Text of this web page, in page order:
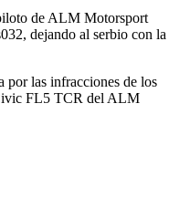
de ALM Motorsport
dejando al serbio con la
por las infracciones de los
FL5 TCR del ALM